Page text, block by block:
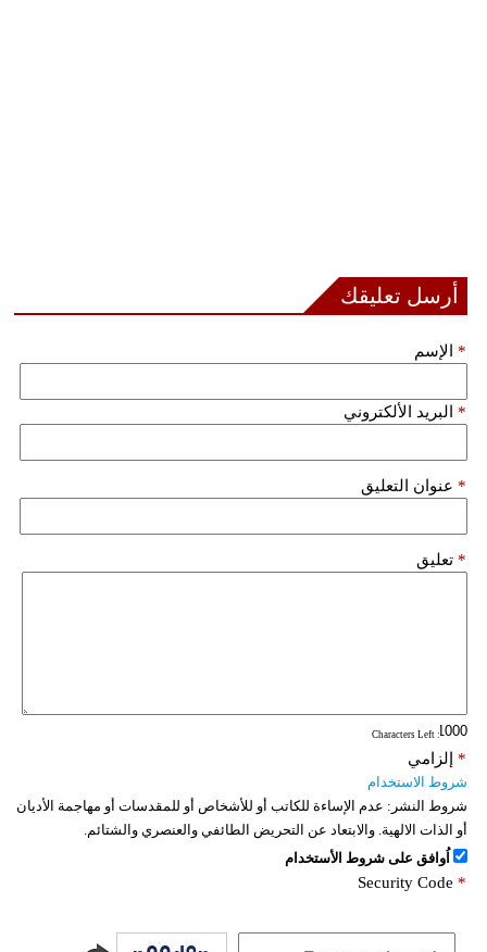
أرسل تعليقك
الإسم *
البريد الألكتروني *
عنوان التعليق *
تعليق *
: Characters Left
إلزامي *
شروط الاستخدام
شروط النشر: عدم الإساءة للكاتب أو للأشخاص أو للمقدسات أو مهاجمة الأديان
أو الذات الالهية. والابتعاد عن التحريض الطائفي والعنصري والشتائم.
اُوافق على شروط الأستخدام
Security Code *